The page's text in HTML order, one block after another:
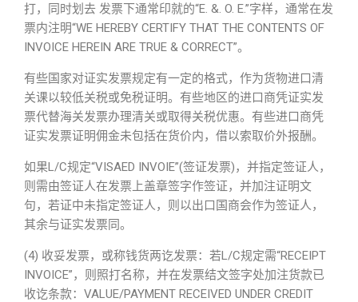
打，同时划去 发票下通常印就的“E. &. O. E.”字样，通常在发
票内注明“WE HEREBY CERTIFY THAT THE CONTENTS OF
INVOICE HEREIN ARE TRUE & CORRECT”。
有些国家对证实发票规定有一定的格式，作为货物进口清
关课以较低关税或免税证明。有些地区的进口商凭证实发
票代替海关发票办理清关或取得关税优惠。有些进口商凭
证实发票证明佣金未包括在货价内，借以索取价外报酬。
如果L/C规定“VISAED INVOIE”(签证发票)，并指定签证人，
则需由签证人在发票上盖章签字作签证，并加注证明文
句，若证中未指定签证人，则以出口国商会作为签证人，
其余与证实发票同。
(4) 收妥发票，或称钱货两讫发票：若L/C规定需“RECEIPT
INVOICE”，则照打名称，并在发票结文签字处加注货款已
收讫条款：VALUE/PAYMENT RECEIVED UNDER CREDIT